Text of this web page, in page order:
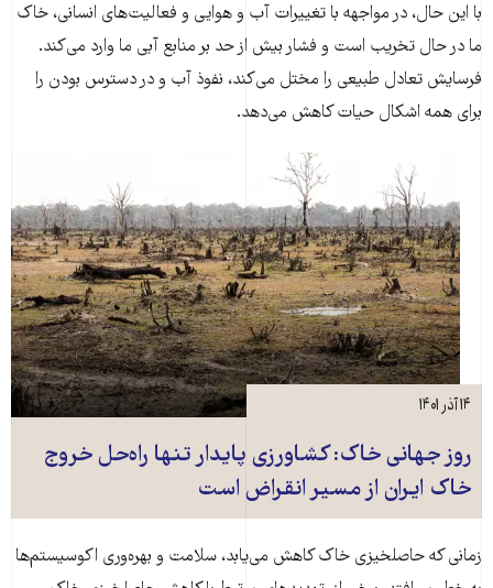
با این حال، در مواجهه با تغییرات آب و هوایی و فعالیت‌های انسانی، خاک
ما در حال تخریب است و فشار بیش از حد بر منابع آبی ما وارد می‌کند.
فرسایش تعادل طبیعی را مختل می‌کند، نفوذ آب و در دسترس بودن را
برای همه اشکال حیات کاهش می‌دهد.
روز جهانی خاک: کشاورزی پایدار تنها راه‌حل خروج
خاک ایران از مسیر انقراض است
۱۴ آذر ۱۴۰۱
زمانی که حاصلخیزی خاک کاهش می‌یابد، سلامت و بهره‌وری اکوسیستم‌ها